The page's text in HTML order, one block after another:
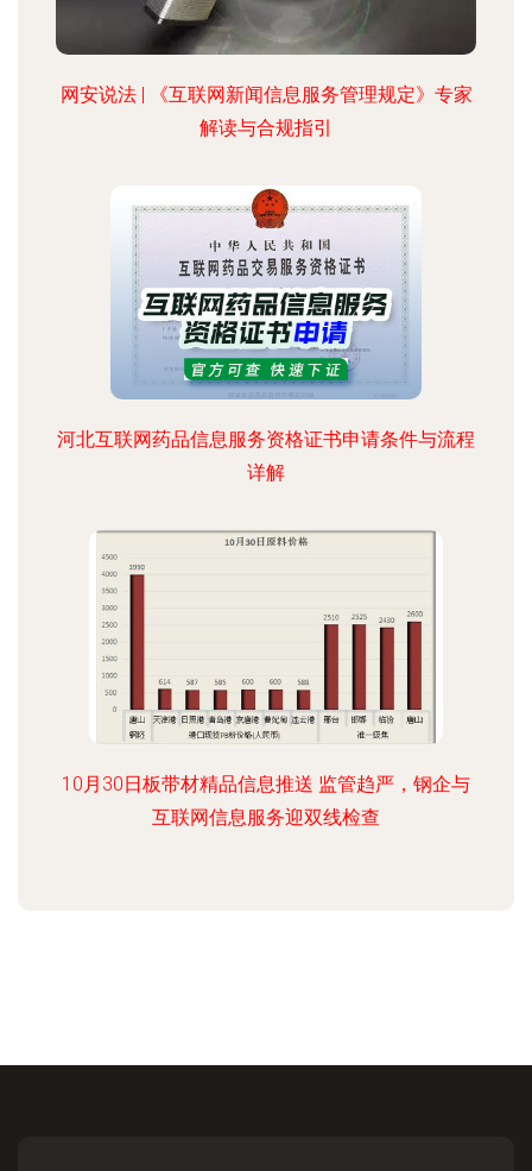
网安说法 | 《互联网新闻信息服务管理规定》专家
解读与合规指引
河北互联网药品信息服务资格证书申请条件与流程
详解
10月30日板带材精品信息推送 监管趋严，钢企与
互联网信息服务迎双线检查